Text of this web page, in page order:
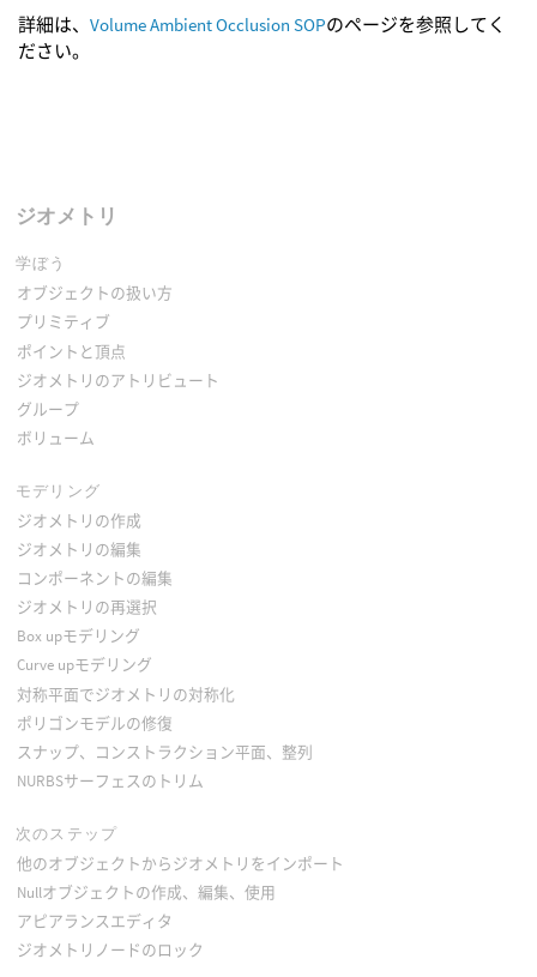
詳細は、 Volume Ambient Occlusion SOPのページを参照してく
ださい。
ジオメトリ
学ぼう
オブジェクトの扱い方
プリミティブ
ポイントと頂点
ジオメトリのアトリビュート
グループ
ボリューム
モデリング
ジオメトリの作成
ジオメトリの編集
コンポーネントの編集
ジオメトリの再選択
Box upモデリング
Curve upモデリング
対称平面でジオメトリの対称化
ポリゴンモデルの修復
スナップ、コンストラクション平面、整列
NURBSサーフェスのトリム
次のステップ
他のオブジェクトからジオメトリをインポート
Nullオブジェクトの作成、編集、使用
アピアランスエディタ
ジオメトリノードのロック